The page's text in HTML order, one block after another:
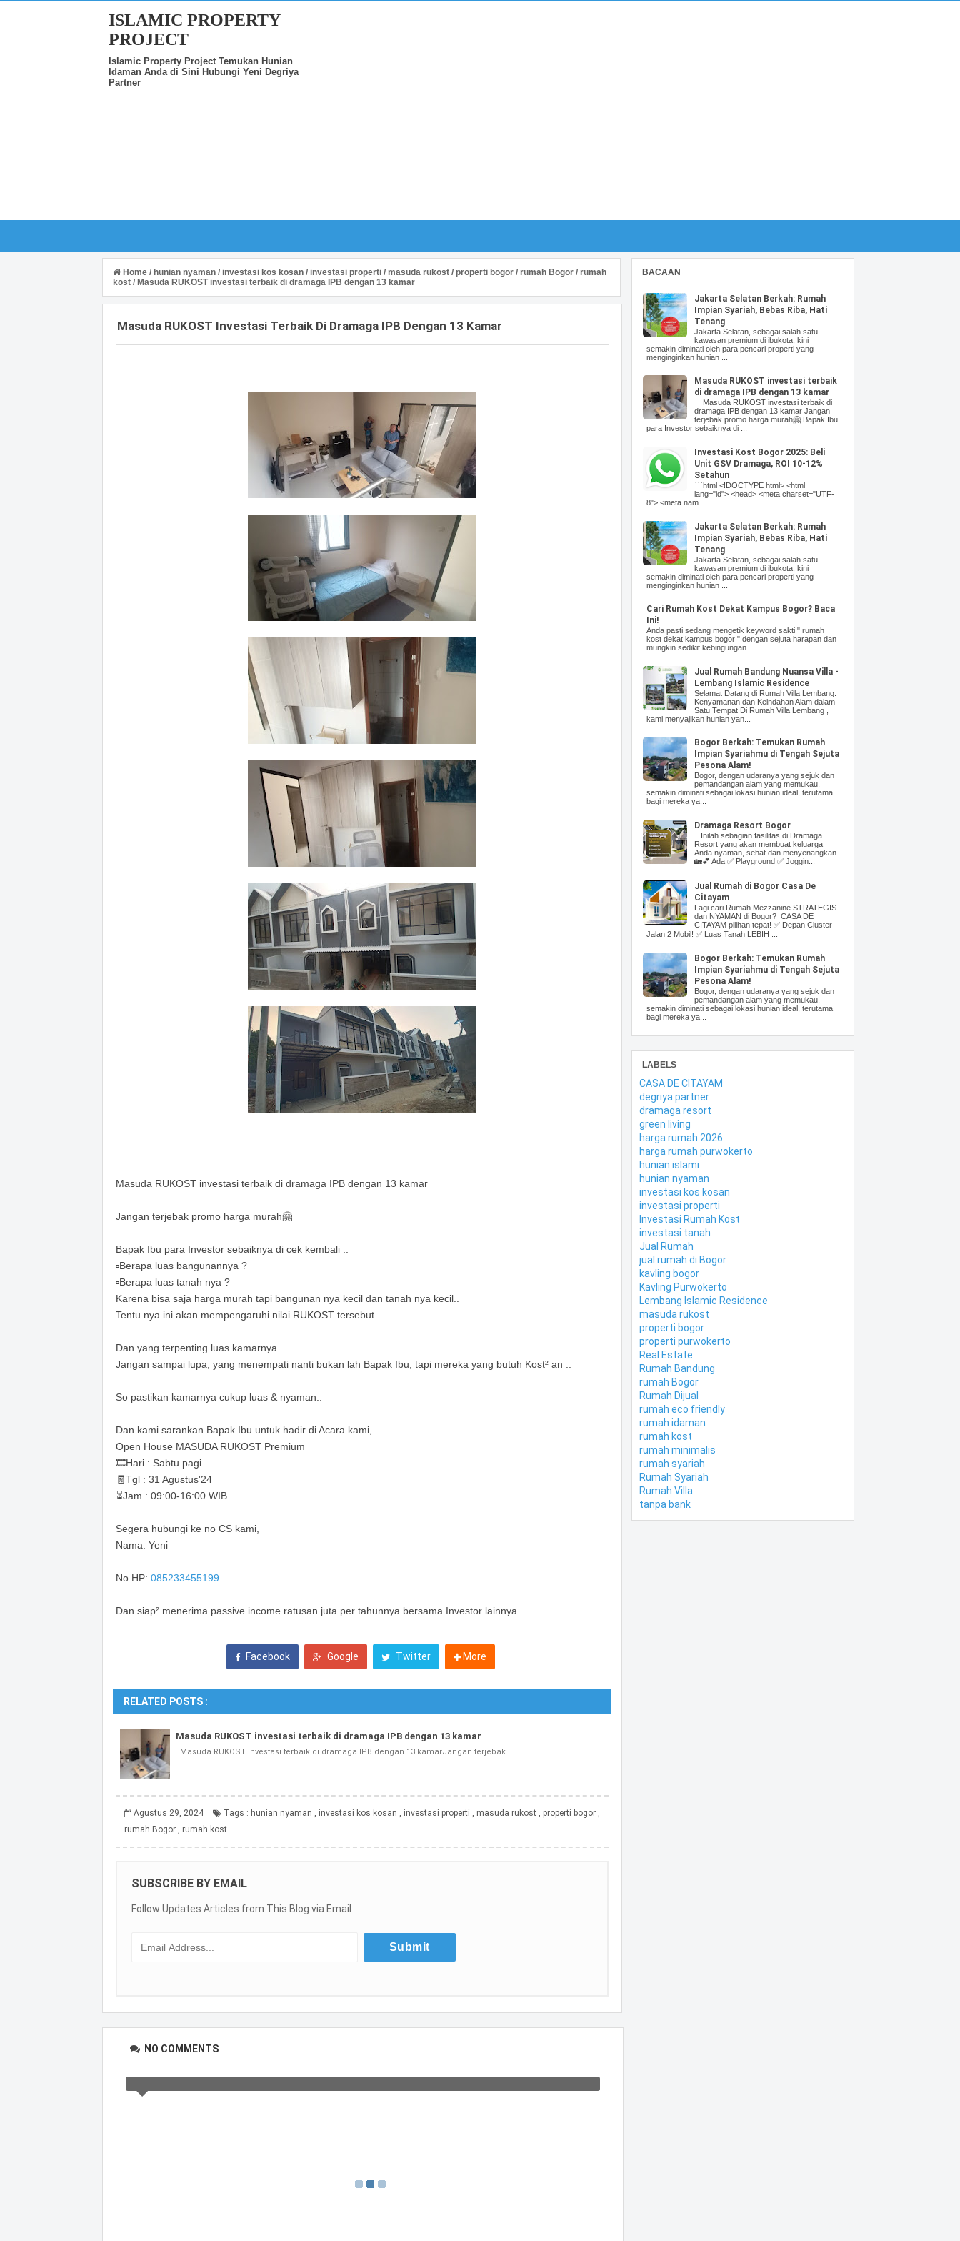
ISLAMIC PROPERTY
PROJECT
Islamic Property Project Temukan Hunian
Idaman Anda di Sini Hubungi Yeni Degriya
Partner
Home / hunian nyaman / investasi kos kosan / investasi properti / masuda rukost / properti bogor / rumah Bogor / rumah
kost / Masuda RUKOST investasi terbaik di dramaga IPB dengan 13 kamar
Masuda RUKOST Investasi Terbaik Di Dramaga IPB Dengan 13 Kamar
Masuda RUKOST investasi terbaik di dramaga IPB dengan 13 kamar
Jangan terjebak promo harga murah🤗
Bapak Ibu para Investor sebaiknya di cek kembali ..
▫️Berapa luas bangunannya ?
▫️Berapa luas tanah nya ?
Karena bisa saja harga murah tapi bangunan nya kecil dan tanah nya kecil..
Tentu nya ini akan mempengaruhi nilai RUKOST tersebut
Dan yang terpenting luas kamarnya ..
Jangan sampai lupa, yang menempati nanti bukan lah Bapak Ibu, tapi mereka yang butuh Kost² an ..
So pastikan kamarnya cukup luas & nyaman..
Dan kami sarankan Bapak Ibu untuk hadir di Acara kami,
Open House MASUDA RUKOST Premium
🎞️Hari : Sabtu pagi
🧾Tgl : 31 Agustus'24
⏳Jam : 09:00-16:00 WIB
Segera hubungi ke no CS kami,
Nama: Yeni
No HP: 085233455199
Dan siap² menerima passive income ratusan juta per tahunnya bersama Investor lainnya
Facebook Google Twitter More
RELATED POSTS :
Masuda RUKOST investasi terbaik di dramaga IPB dengan 13 kamar
Masuda RUKOST investasi terbaik di dramaga IPB dengan 13 kamarJangan terjebak…
Agustus 29, 2024 Tags : hunian nyaman , investasi kos kosan , investasi properti , masuda rukost , properti bogor ,
rumah Bogor , rumah kost
SUBSCRIBE BY EMAIL
Follow Updates Articles from This Blog via Email
NO COMMENTS
BACAAN
Jakarta Selatan Berkah: Rumah
Impian Syariah, Bebas Riba, Hati
Tenang
Jakarta Selatan, sebagai salah satu
kawasan premium di ibukota, kini
semakin diminati oleh para pencari properti yang
menginginkan hunian ...
Masuda RUKOST investasi terbaik
di dramaga IPB dengan 13 kamar
Masuda RUKOST investasi terbaik di
dramaga IPB dengan 13 kamar Jangan
terjebak promo harga murah🤗 Bapak Ibu
para Investor sebaiknya di ...
Investasi Kost Bogor 2025: Beli
Unit GSV Dramaga, ROI 10-12%
Setahun
```html <!DOCTYPE html> <html
lang="id"> <head> <meta charset="UTF-
8"> <meta nam...
Jakarta Selatan Berkah: Rumah
Impian Syariah, Bebas Riba, Hati
Tenang
Jakarta Selatan, sebagai salah satu
kawasan premium di ibukota, kini
semakin diminati oleh para pencari properti yang
menginginkan hunian ...
Cari Rumah Kost Dekat Kampus Bogor? Baca
Ini!
Anda pasti sedang mengetik keyword sakti " rumah
kost dekat kampus bogor " dengan sejuta harapan dan
mungkin sedikit kebingungan....
Jual Rumah Bandung Nuansa Villa -
Lembang Islamic Residence
Selamat Datang di Rumah Villa Lembang:
Kenyamanan dan Keindahan Alam dalam
Satu Tempat Di Rumah Villa Lembang ,
kami menyajikan hunian yan...
Bogor Berkah: Temukan Rumah
Impian Syariahmu di Tengah Sejuta
Pesona Alam!
Bogor, dengan udaranya yang sejuk dan
pemandangan alam yang memukau,
semakin diminati sebagai lokasi hunian ideal, terutama
bagi mereka ya...
Dramaga Resort Bogor
Inilah sebagian fasilitas di Dramaga
Resort yang akan membuat keluarga
Anda nyaman, sehat dan menyenangkan
🏡💕 Ada ✅ Playground ✅ Joggin...
Jual Rumah di Bogor Casa De
Citayam
Lagi cari Rumah Mezzanine STRATEGIS
dan NYAMAN di Bogor? CASA DE
CITAYAM pilihan tepat! ✅ Depan Cluster
Jalan 2 Mobil! ✅ Luas Tanah LEBIH ...
Bogor Berkah: Temukan Rumah
Impian Syariahmu di Tengah Sejuta
Pesona Alam!
Bogor, dengan udaranya yang sejuk dan
pemandangan alam yang memukau,
semakin diminati sebagai lokasi hunian ideal, terutama
bagi mereka ya...
LABELS
CASA DE CITAYAM
degriya partner
dramaga resort
green living
harga rumah 2026
harga rumah purwokerto
hunian islami
hunian nyaman
investasi kos kosan
investasi properti
Investasi Rumah Kost
investasi tanah
Jual Rumah
jual rumah di Bogor
kavling bogor
Kavling Purwokerto
Lembang Islamic Residence
masuda rukost
properti bogor
properti purwokerto
Real Estate
Rumah Bandung
rumah Bogor
Rumah Dijual
rumah eco friendly
rumah idaman
rumah kost
rumah minimalis
rumah syariah
Rumah Syariah
Rumah Villa
tanpa bank